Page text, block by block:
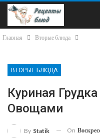
Главная Вторые блюда
ВТОРЫЕ БЛЮДА
Куриная
Овощами
By Statik On